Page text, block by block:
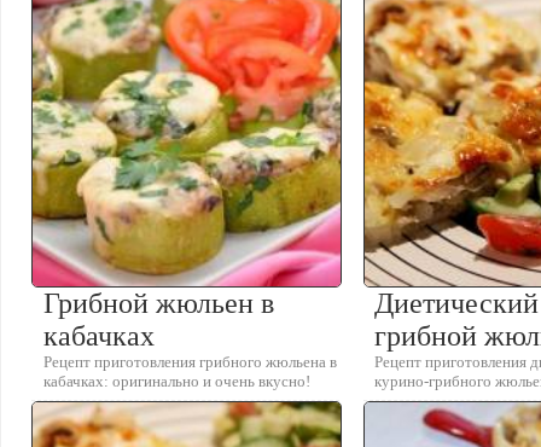
Грибной жюльен в
кабачках
Рецепт приготовления грибного жюльена в
кабачках: оригинально и очень вкусно!
грибной
Рецепт приготовления
курино-грибного